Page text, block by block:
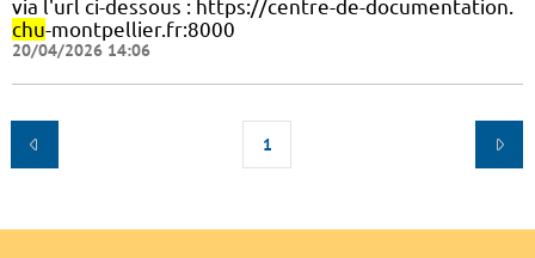
via l'url ci-dessous : https://centre-de-documentation.
chu-montpellier.fr:8000
20/04/2026 14:06
1